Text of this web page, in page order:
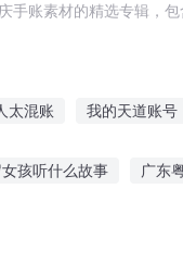
手账素材的精选专辑，
太混账 我的天道账号
孩听什么故事 广东